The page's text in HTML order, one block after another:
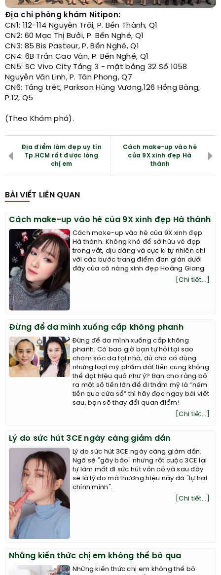
Địa chỉ phòng khám Nitipon:
CN1: 112-114 Nguyễn Trãi, P. Bến Thành, Q1
CN2: 60 Mạc Thị Bưởi, P. Bến Nghé, Q1
CN3: 85 Bis Pasteur, P. Bến Nghé, Q1
CN4: 6B Trần Cao Vân, P. Bến Nghé, Q1
CN5: SC Vivo City Tầng 3 - mặt bằng 32 Số 1058
Nguyễn Văn Linh, P. Tân Phong, Q7
CN6: Tầng trệt, Parkson Hùng Vương,126 Hồng Bàng,
P.12, Q5
(Theo Khám phá).
Địa điểm làm đẹp uy tín
Tp.HCM rất được lòng
chị em
Cách make-up vào hè
của 9X xinh đẹp Hà
thành
BÀI VIẾT LIÊN QUAN
Cách make-up vào hè của 9X xinh đẹp Hà thành
Cách make-up vào hè của 9X xinh đẹp
Hà thành. Không khó để sở hữu vẻ đẹp
trong vắt, dịu dàng và cực kì tự nhiên chỉ
với các bước trang điểm đơn giản dưới
đây của cô nàng xinh đẹp Hoàng Giang.
[Chi tiết...]
Đừng để da mình xuống cấp không phanh
Đừng để da mình xuống cấp không
phanh. Có bao giờ bạn tự hỏi tại sao
chăm sóc da tại nhà, dù cho có dùng
những loại mỹ phẩm đắt tiền cũng không
thể đạt hiệu quả như ý? Bạn cho rằng bỏ
ra một số tiền lớn để đi thẩm mỹ là “ném
tiền qua cửa sổ” thì hãy đọc ngay bài viết
sau, bạn sẽ thay đổi quan điểm!
[Chi tiết...]
Lý do sức hút 3CE ngày càng giảm dần
Lý do sức hút 3CE ngày càng giảm dần.
Ngỡ sẽ "gây bão" nhưng rốt cuộc 3CE lại
tự làm mất đi sức hút vốn có và sau đây
sẽ là lý do mà thương hiệu này đã "tự hại
chính mình".
[Chi tiết...]
Những kiến thức chị em không thể bỏ qua
Những kiến thức chị em không thể bỏ